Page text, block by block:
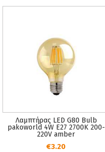
Λαμπτήρας LED G80 Bulb
pakoworld 4W E27 2700K 200-
220V amber
€3.20